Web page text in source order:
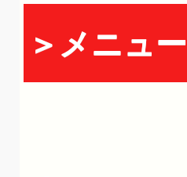
＞メニュー